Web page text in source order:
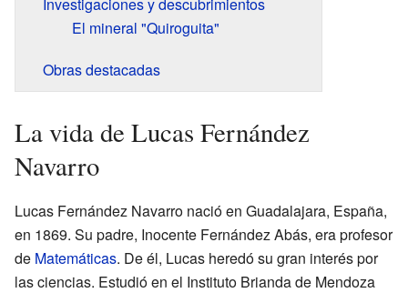
El mineral "Quiroguita"
Obras destacadas
La vida de Lucas Fernández
Navarro
Lucas Fernández Navarro nació en Guadalajara, España,
en 1869. Su padre, Inocente Fernández Abás, era profesor
de Matemáticas. De él, Lucas heredó su gran interés por
las ciencias. Estudió en el Instituto Brianda de Mendoza